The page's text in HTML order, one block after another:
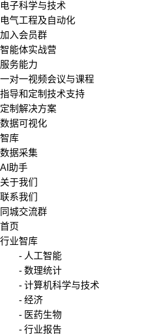
电子科学与技术
电气工程及自动化
加入会员群
智能体实战营
服务能力
一对一视频会议与课程
指导和定制技术支持
定制解决方案
数据可视化
智库
数据采集
AI助手
关于我们
联系我们
同城交流群
首页
行业智库
- 人工智能
- 数理统计
- 计算机科学与技术
- 经济
- 医药生物
- 行业报告